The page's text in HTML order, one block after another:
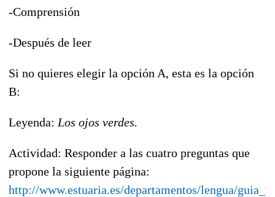
-Comprensión
-Después de leer
Si no quieres elegir la opción A, esta es la opción
B:
Leyenda: Los ojos verdes.
Actividad: Responder a las cuatro preguntas que
propone la siguiente página:
http://www.estuaria.es/departamentos/lengua/